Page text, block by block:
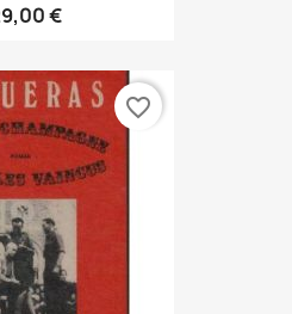
€
favorite_border